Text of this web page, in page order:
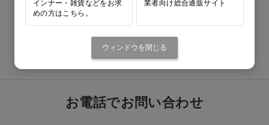
番号をよくお確かめのうえ、
お間違いのないようお願いいたします
注文書ダウンロード
お電話でお問い合わせ
インナー・雑貨などをお求
めの方はこちら。
業者向け総合通販サイト
ウィンドウを閉じる